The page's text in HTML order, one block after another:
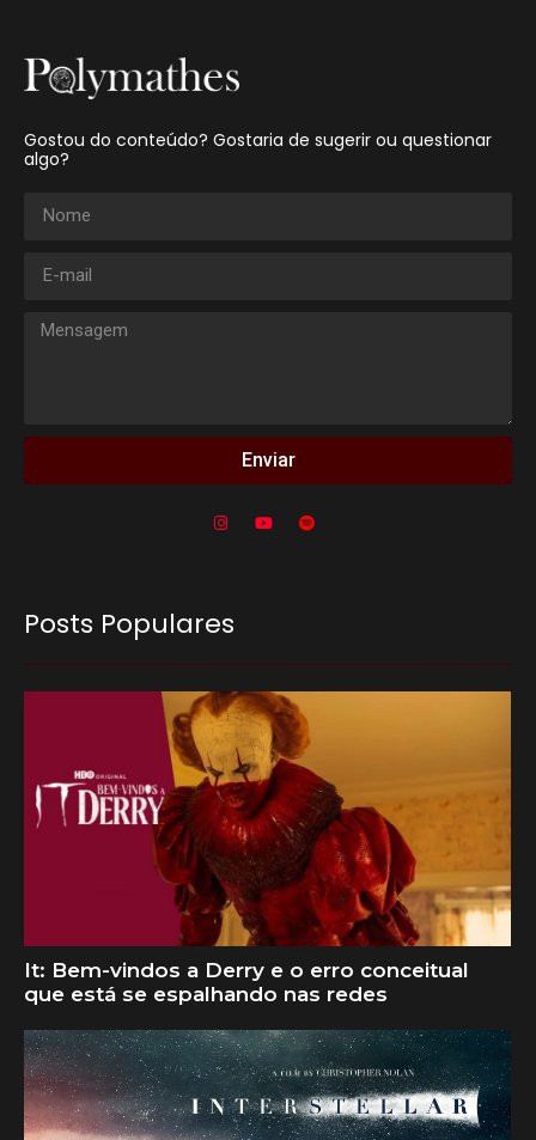
Gostou do conteúdo? Gostaria de sugerir ou questionar
algo?
Enviar
Posts Populares
It: Bem-vindos a Derry e o erro conceitual
que está se espalhando nas redes